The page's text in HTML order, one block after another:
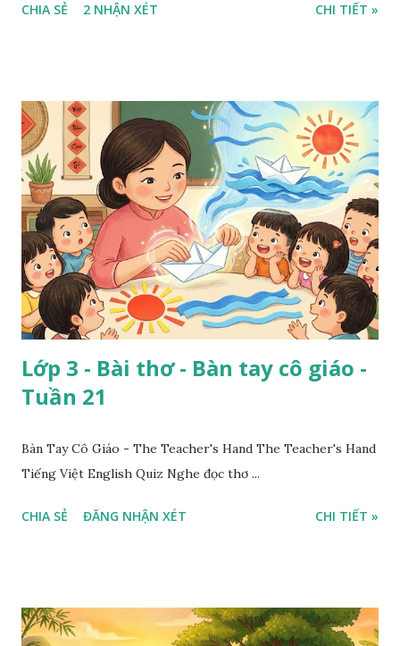
CHIA SẺ 2 NHẬN XÉT CHI TIẾT »
Lớp 3 - Bài thơ - Bàn tay cô giáo -
Tuần 21
Bàn Tay Cô Giáo - The Teacher's Hand The Teacher's Hand
Tiếng Việt English Quiz Nghe đọc thơ ...
CHIA SẺ ĐĂNG NHẬN XÉT CHI TIẾT »